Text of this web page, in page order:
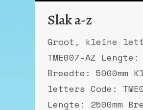
Slak a-z
Groot, kleine
TME007-AZ Lengte:
Breedte: 5000mm
letters Code:
Lengte: 2500mm